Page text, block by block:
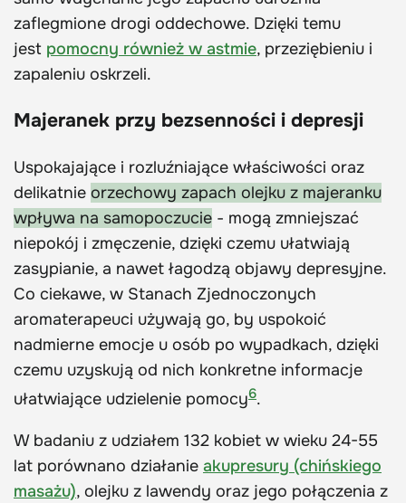
zaflegmione drogi oddechowe. Dzięki temu
jest pomocny również w astmie, przeziębieniu i
zapaleniu oskrzeli.
Majeranek przy bezsenności i depresji
Uspokajające i rozluźniające właściwości oraz
delikatnie orzechowy zapach olejku z majeranku
wpływa na samopoczucie - mogą zmniejszać
niepokój i zmęczenie, dzięki czemu ułatwiają
zasypianie, a nawet łagodzą objawy depresyjne.
Co ciekawe, w Stanach Zjednoczonych
aromaterapeuci używają go, by uspokoić
nadmierne emocje u osób po wypadkach, dzięki
czemu uzyskują od nich konkretne informacje
ułatwiające udzielenie pomocy6.
W badaniu z udziałem 132 kobiet w wieku 24-55
lat porównano działanie akupresury (chińskiego
masażu), olejku z lawendy oraz jego połączenia z